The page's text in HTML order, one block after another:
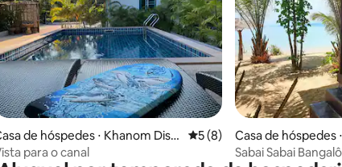
média de 5, 3 avaliações
de hóspedes ⋅ Khanom Distr
5 de uma avaliação média
5 (8)
para o canal
Casa de hóspedes
m
Sabai Sabai